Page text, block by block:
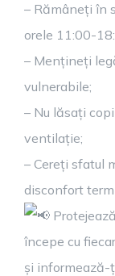
– Rămâneți în
orele 11:00-
– Mențineți
vulnerabile;
– Nu lăsați
ventilație;
– Cereți sfatul
disconfort
începe cu
și informează-